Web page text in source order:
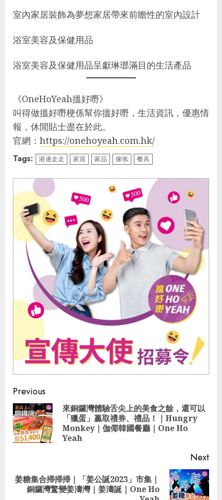
室內家居裝飾為夢想家居帶來前瞻性的室內設計
浴室美容及保健用品
浴室美容及保健用品呈獻琳瑯滿目的生活產品
《OneHoYeah搵好嘢》
叫得做搵好嘢梗係幫你搵好嘢，生活資訊，優惠情
報，休閒貼士盡在於此。
官網： https://onehoyeah.com.hk/
Tags: 港邊走走 家居 家品 傢俬 餐具
Continue
Reading
Previous
來銅鑼灣體驗舌尖上的美食之餘，還可以
「獵蛋」贏取禮券、禮品！｜Hungry
Monkey｜伽倻韓國餐廳｜One Ho
Yeah
Next
Next
姜糖集合掃掃掃｜「姜公誕2023」市集｜
銅鑼灣驚變姜濤灣｜姜濤誕｜One Ho